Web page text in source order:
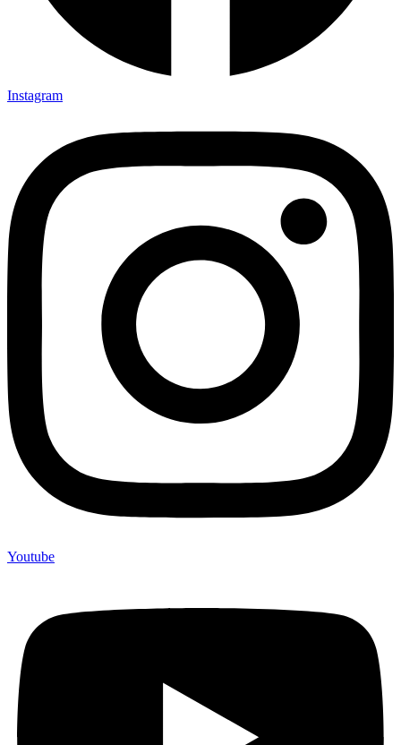
Instagram
Youtube